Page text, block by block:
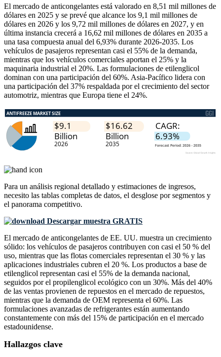
El mercado de anticongelantes está valorado en 8,51 mil millones de
dólares en 2025 y se prevé que alcance los 9,1 mil millones de
dólares en 2026 y los 9,72 mil millones de dólares en 2027, y en
última instancia crecerá a 16,62 mil millones de dólares en 2035 a
una tasa compuesta anual del 6,93% durante 2026-2035. Los
vehículos de pasajeros representan casi el 55% de la demanda,
mientras que los vehículos comerciales aportan el 25% y la
maquinaria industrial el 20%. Las formulaciones de etilenglicol
dominan con una participación del 60%. Asia-Pacífico lidera con
una participación del 37% respaldada por el crecimiento del sector
automotriz, mientras que Europa tiene el 24%.
Para un análisis regional detallado y estimaciones de ingresos,
necesito las tablas completas de datos, el desglose por segmentos y
el panorama competitivo.
Descargar muestra GRATIS
El mercado de anticongelantes de EE. UU. muestra un crecimiento
sólido: los vehículos de pasajeros contribuyen con casi el 50 % del
uso, mientras que las flotas comerciales representan el 30 % y las
aplicaciones industriales cubren el 20 %. Los productos a base de
etilenglicol representan casi el 55% de la demanda nacional,
seguidos por el propilenglicol ecológico con un 30%. Más del 40%
de las ventas provienen de repuestos en el mercado de repuestos,
mientras que la demanda de OEM representa el 60%. Las
formulaciones avanzadas de refrigerantes están aumentando
constantemente con más del 15% de participación en el mercado
estadounidense.
Hallazgos clave